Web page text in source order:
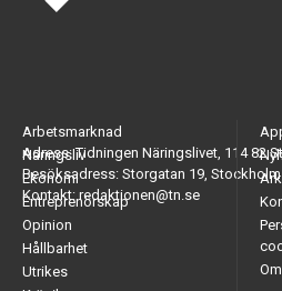
Adress: Tidningen Näringslivet, 114 82
Besöksadress: Storgatan 19, Stockholm
Kontakt: redaktionen@tn.se
Arbetsmarknad
Näringsliv
Ekonomi
Entreprenörskap
Opinion
Hållbarhet
Utrikes